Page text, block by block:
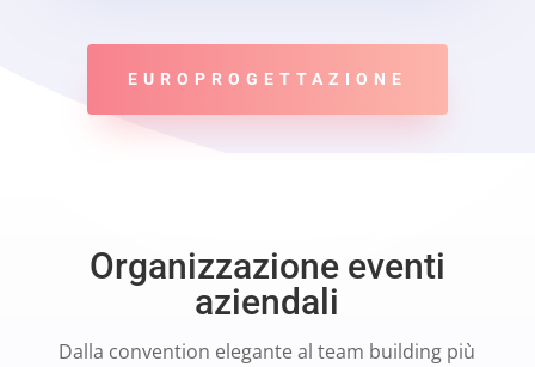
EUROPROGETTAZIONE
Organizzazione eventi
aziendali
Dalla convention elegante al team building più